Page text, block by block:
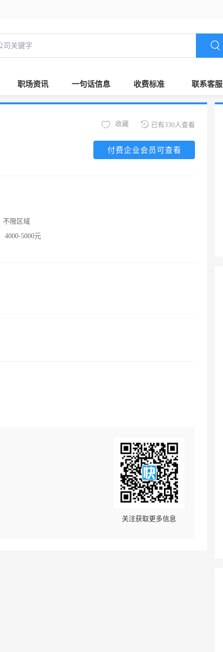
职场资讯 一句话信息 收费标准 联系客服
已有330人查看
收藏
付费企业会员可查看
不限区域
4000-5000元
关注获取更多信息